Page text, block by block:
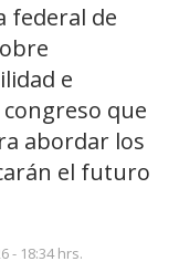
federal de
e
que
abordar los
el futuro
- 18:34 hrs.